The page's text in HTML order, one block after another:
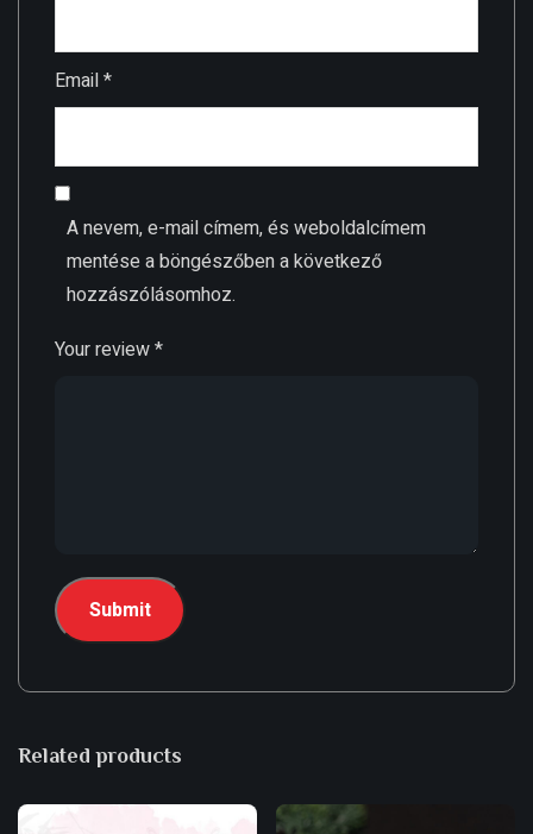
Email*
A nevem, e-mail címem, és weboldalcímem
mentése a böngészőben a következő
hozzászólásomhoz.
Your review*
Related products